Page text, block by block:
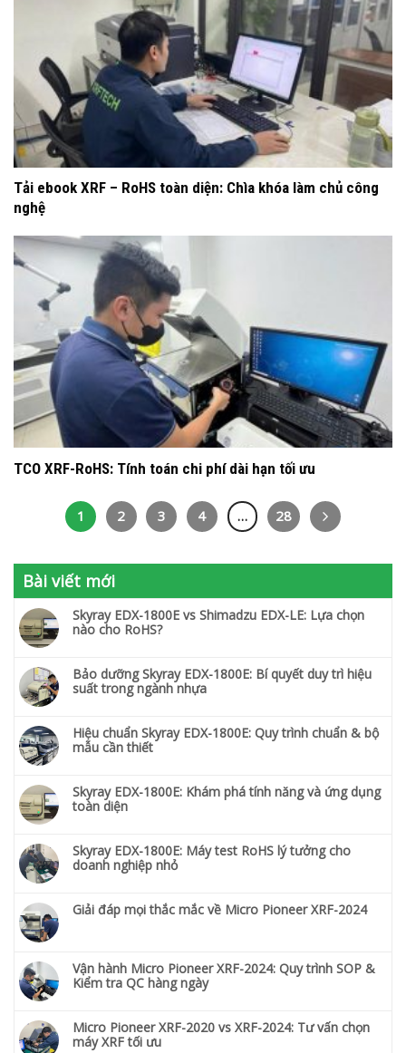
Tải ebook XRF – RoHS toàn diện: Chìa khóa làm chủ công
nghệ
TCO XRF-RoHS: Tính toán chi phí dài hạn tối ưu
1 2 3 4 … 28
Bài viết mới
Skyray EDX-1800E vs Shimadzu EDX-LE: Lựa chọn
nào cho RoHS?
Bảo dưỡng Skyray EDX-1800E: Bí quyết duy trì hiệu
suất trong ngành nhựa
Hiệu chuẩn Skyray EDX-1800E: Quy trình chuẩn & bộ
mẫu cần thiết
Skyray EDX-1800E: Khám phá tính năng và ứng dụng
toàn diện
Skyray EDX-1800E: Máy test RoHS lý tưởng cho
doanh nghiệp nhỏ
Giải đáp mọi thắc mắc về Micro Pioneer XRF-2024
Vận hành Micro Pioneer XRF-2024: Quy trình SOP &
Kiểm tra QC hàng ngày
Micro Pioneer XRF-2020 vs XRF-2024: Tư vấn chọn
máy XRF tối ưu